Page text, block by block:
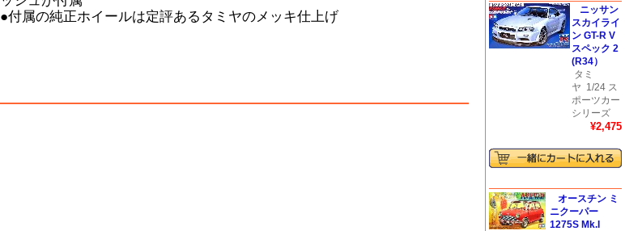
●付属の純正ホイールは定評あるタミヤのメッキ仕上げ
ニッサン
スカイライ
ン GT-R V
スペック 2
(R34）
タミ
ヤ 1/24 ス
ポーツカー
シリーズ
¥2,475
オースチン ミ
ニクーパー
1275S Mk.I